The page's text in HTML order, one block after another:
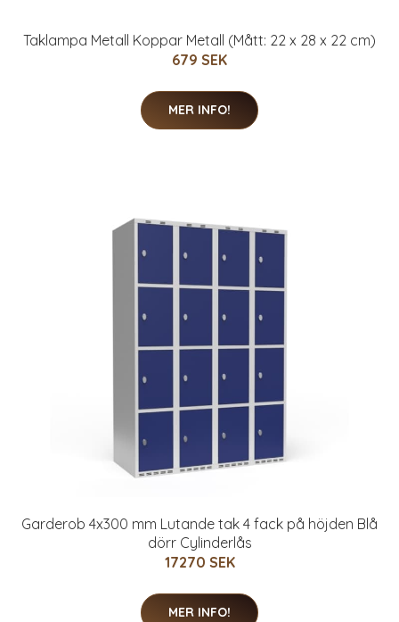
Taklampa Metall Koppar Metall (Mått: 22 x 28 x 22 cm)
679 SEK
MER INFO!
Garderob 4x300 mm Lutande tak 4 fack på höjden Blå
dörr Cylinderlås
17270 SEK
MER INFO!